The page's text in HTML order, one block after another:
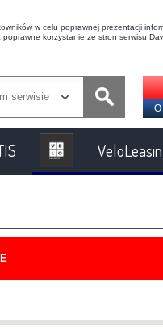
w celu poprawnej prezentacji
korzystanie ze stron serwisu
serwisie